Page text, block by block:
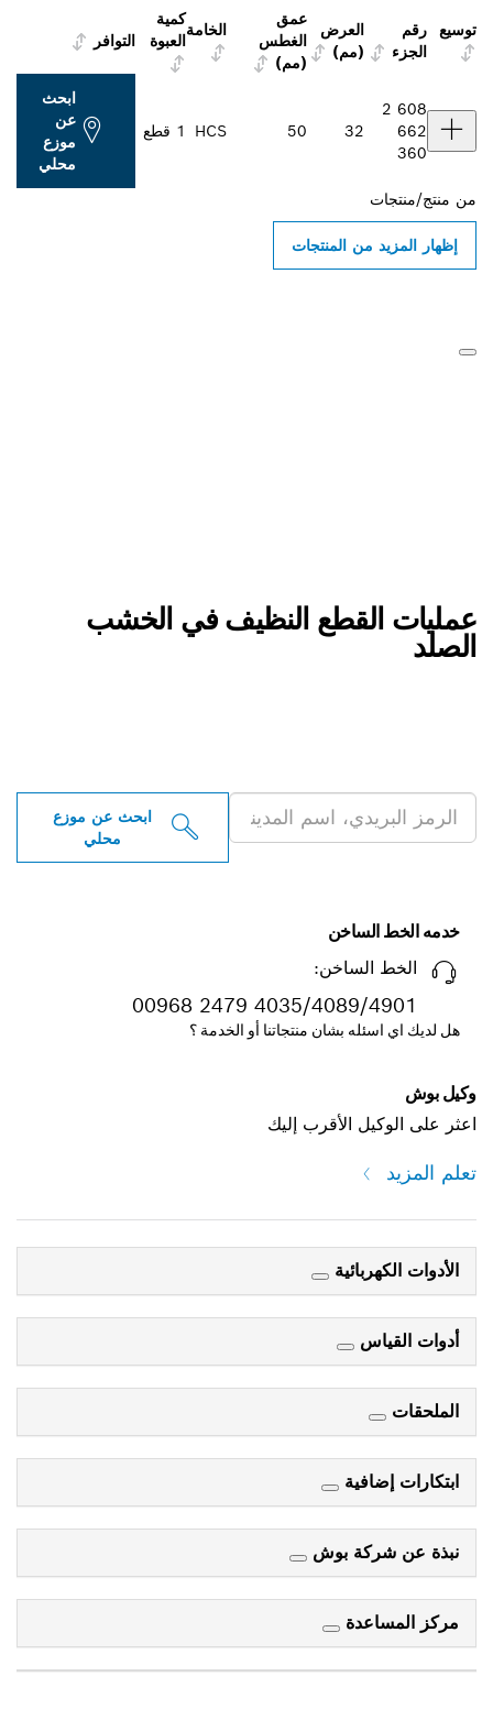
توسيع
رقم
الجزء
العرض
(مم)
عمق
الغطس
(مم)
الخامة
كمية
العبوة
التوافر
2 608
662
360
32
50
HCS 1 قطع
ابحث
عن
موزع
محلي
من منتج/منتجات
إظهار المزيد من المنتجات
عمليات القطع النظيف في الخشب
الصلد
ابحث عن موزع
محلي
خدمه الخط الساخن
الخط الساخن:
00968 2479 4035/4089/4901
هل لديك اي اسئله بشان منتجاتنا أو الخدمة ؟
وكيل بوش
اعثر على الوكيل الأقرب إليك
تعلم المزيد
الأدوات الكهربائية
أدوات القياس
الملحقات
ابتكارات إضافية
نبذة عن شركة بوش
مركز المساعدة